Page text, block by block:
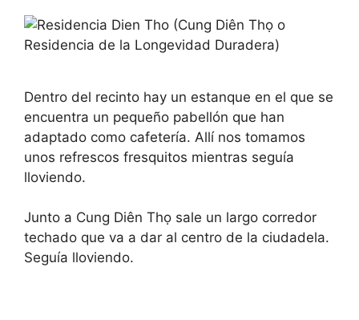
Dentro del recinto hay un estanque en el que se
encuentra un pequeño pabellón que han
adaptado como cafetería. Allí nos tomamos
unos refrescos fresquitos mientras seguía
lloviendo.
Junto a Cung Diên Thọ sale un largo corredor
techado que va a dar al centro de la ciudadela.
Seguía lloviendo.